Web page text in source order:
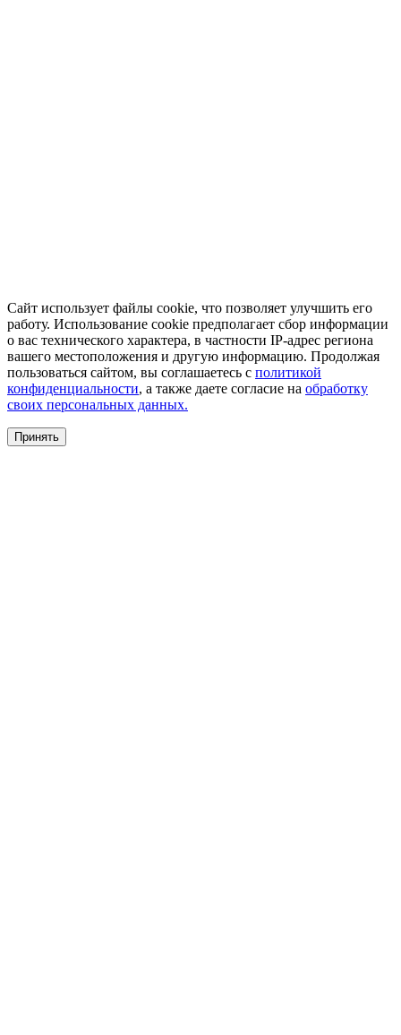
Сайт использует файлы cookie, что позволяет улучшить его
работу. Использование cookie предполагает сбор информации
о вас технического характера, в частности IP-адрес региона
вашего местоположения и другую информацию. Продолжая
пользоваться сайтом, вы соглашаетесь с политикой
конфиденциальности, а также даете согласие на обработку
своих персональных данных.
Принять